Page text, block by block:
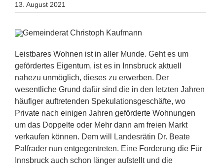
13. August 2021
Leistbares Wohnen ist in aller Munde. Geht es um
gefördertes Eigentum, ist es in Innsbruck aktuell
nahezu unmöglich, dieses zu erwerben. Der
wesentliche Grund dafür sind die in den letzten Jahren
häufiger auftretenden Spekulationsgeschäfte, wo
Private nach einigen Jahren geförderte Wohnungen
um das Doppelte oder Mehr dann am freien Markt
verkaufen können. Dem will Landesrätin Dr. Beate
Palfrader nun entgegentreten. Eine Forderung die Für
Innsbruck auch schon länger aufstellt und die